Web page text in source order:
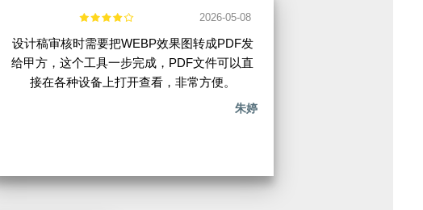
2026-05-08
设计稿审核时需要把WEBP效果图转成PDF发
给甲方，这个工具一步完成，PDF文件可以直
接在各种设备上打开查看，非常方便。
朱婷